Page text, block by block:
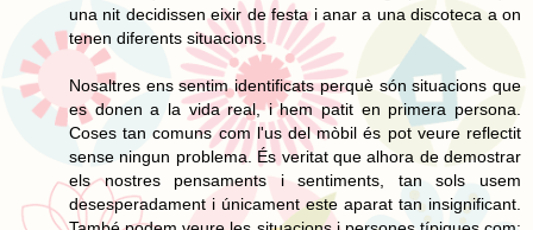
una nit decidissen eixir de festa i anar a una discoteca a on
tenen diferents situacions.
Nosaltres ens sentim identificats perquè són situacions que
es donen a la vida real, i hem patit en primera persona.
Coses tan comuns com l'us del mòbil és pot veure reflectit
sense ningun problema. És veritat que alhora de demostrar
els nostres pensaments i sentiments, tan sols usem
desesperadament i únicament este aparat tan insignificant.